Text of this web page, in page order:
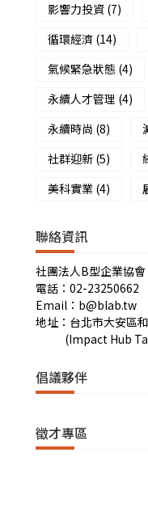
影響力投資 (7)
循環經濟 (14)
氣候緊急狀態 (4)
永續人才管理 (4)
永續時尚 (8)
社群迎新 (5)
美科實業 (4)
聯絡資訊
社團法人B型企業協
電話：02-23250662
Email：b@blab.tw
地址：台北市大安區
(Impact Hub
倡議夥伴
徵才專區